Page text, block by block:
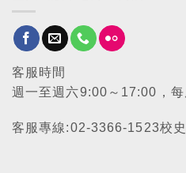
客服時間
週一至週六9:00～17:00，每
客服專線:02-3366-1523校